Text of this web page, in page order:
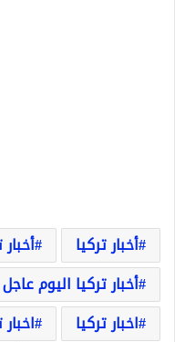
أخبار تركيا
أخبار تركيا اليوم عاجل
اخبار تركيا